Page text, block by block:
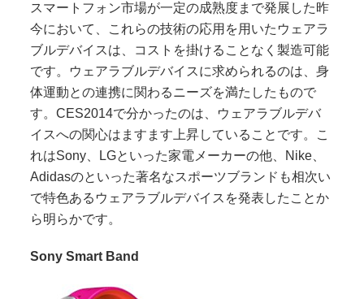
スマートフォン市場が一定の成熟度まで発展した昨
今において、これらの技術の応用を用いたウェアラ
ブルデバイスは、コストを掛けることなく製造可能
です。ウェアラブルデバイスに求められるのは、身
体運動との連携に関わるニーズを満たしたもので
す。CES2014で分かったのは、ウェアラブルデバ
イスへの関心はますます上昇していることです。こ
れはSony LGといった家電メーカーの他、 Nike
Adidasのといった著名なスポーツブランドも相次い
で特色あるウェアラブルデバイスを発表したことか
ら明らかです。
Sony Smart Band